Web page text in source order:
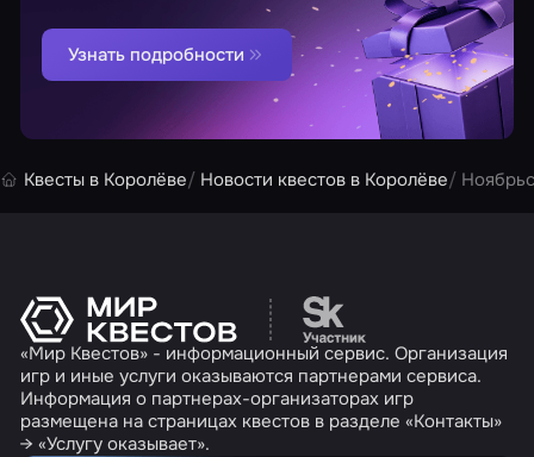
Узнать подробности
Квесты в Королёве Новости квестов в Королёве
Перейти на сайт
«Мир Квестов» - информационный сервис. Организация
игр и иные услуги оказываются партнерами сервиса.
Информация о партнерах-организаторах игр
размещена на страницах квестов в разделе «Контакты»
→ «Услугу оказывает».